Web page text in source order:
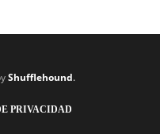
Shufflehound.
PRIVACIDAD